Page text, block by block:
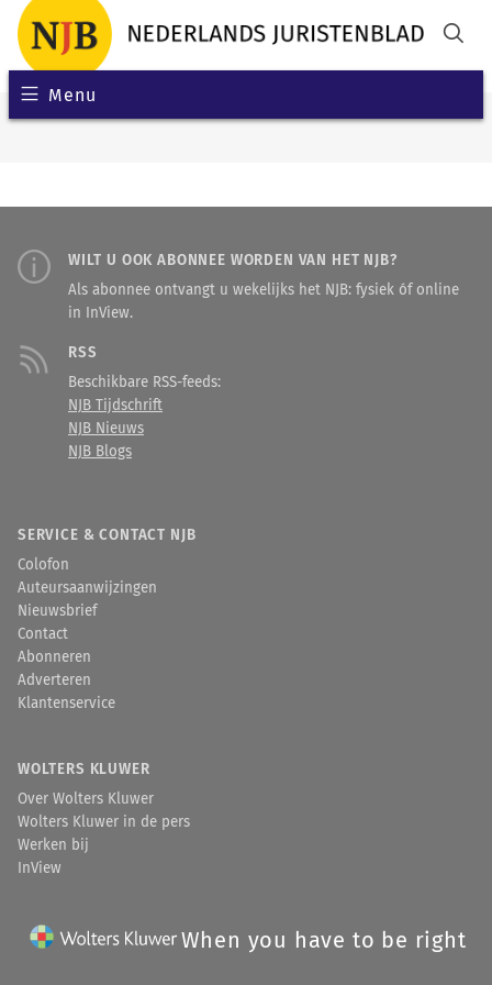
Menu
WILT U OOK ABONNEE WORDEN VAN HET NJB?
Als abonnee ontvangt u wekelijks het NJB: fysiek óf online
in InView.
RSS
Beschikbare RSS-feeds:
NJB Tijdschrift
NJB Nieuws
NJB Blogs
SERVICE & CONTACT NJB
Colofon
Auteursaanwijzingen
Nieuwsbrief
Contact
Abonneren
Adverteren
Klantenservice
WOLTERS KLUWER
Over Wolters Kluwer
Wolters Kluwer in de pers
Werken bij
InView
When you have to be right